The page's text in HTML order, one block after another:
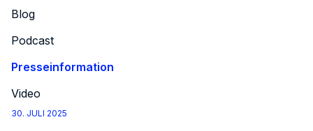
Blog
Podcast
Presseinformation
Video
30. JULI 2025